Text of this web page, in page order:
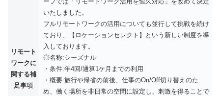
リモート
ワークに
関する補
足事項
いたしました。
フルリモートワークの活用についても並行して挑戦を続け
ており、【ロケーションセレクト】という新しい制度を導
入しております。
◎名称:シーズナル
・条件:年4回/通算1ケ月までの利用
・概要:旅行や帰省の前後、仕事のOn/Off切り替えのた
め、働く場所を非日常の空間に設定し、刺激を得ることで